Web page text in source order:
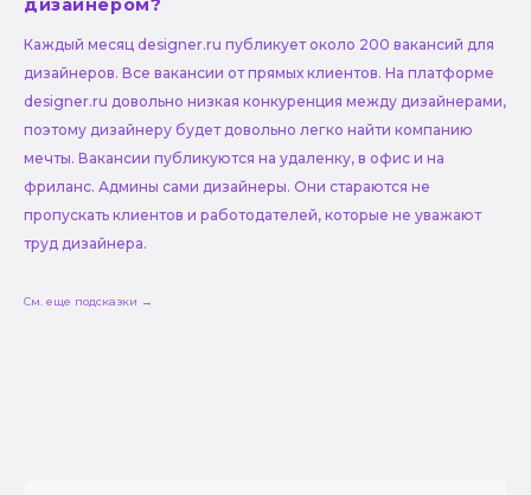
дизайнером?
Каждый месяц designer.ru публикует около 200 вакансий для
дизайнеров. Все вакансии от прямых клиентов. На платформе
designer.ru довольно низкая конкуренция между дизайнерами,
поэтому дизайнеру будет довольно легко найти компанию
мечты. Вакансии публикуются на удаленку, в офис и на
фриланс. Админы сами дизайнеры. Они стараются не
пропускать клиентов и работодателей, которые не уважают
труд дизайнера.
См. еще подсказки →